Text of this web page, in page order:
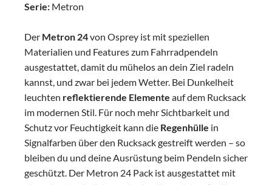
Serie: Metron
Der Metron 24von Osprey ist mit speziellen
Materialien und Features zum Fahrradpendeln
ausgestattet, damit du mühelos an dein Ziel radeln
kannst, und zwar bei jedem Wetter. Bei Dunkelheit
leuchten reflektierende Elemente auf dem Rucksack
im modernen Stil. Für noch mehr Sichtbarkeit und
Schutz vor Feuchtigkeit kann die Regenhülle in
Signalfarben über den Rucksack gestreift werden – so
bleiben du und deine Ausrüstung beim Pendeln sicher
geschützt. Der Metron 24 Pack ist ausgestattet mit